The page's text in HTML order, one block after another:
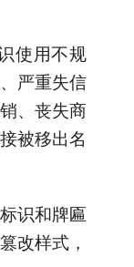
使用不规
严重失信
、丧失商
被移出名
识和牌匾
改样式，